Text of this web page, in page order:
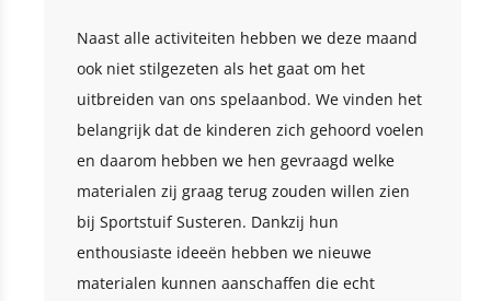
Naast alle activiteiten hebben we deze maand
ook niet stilgezeten als het gaat om het
uitbreiden van ons spelaanbod. We vinden het
belangrijk dat de kinderen zich gehoord voelen
en daarom hebben we hen gevraagd welke
materialen zij graag terug zouden willen zien
bij Sportstuif Susteren. Dankzij hun
enthousiaste ideeën hebben we nieuwe
materialen kunnen aanschaffen die echt